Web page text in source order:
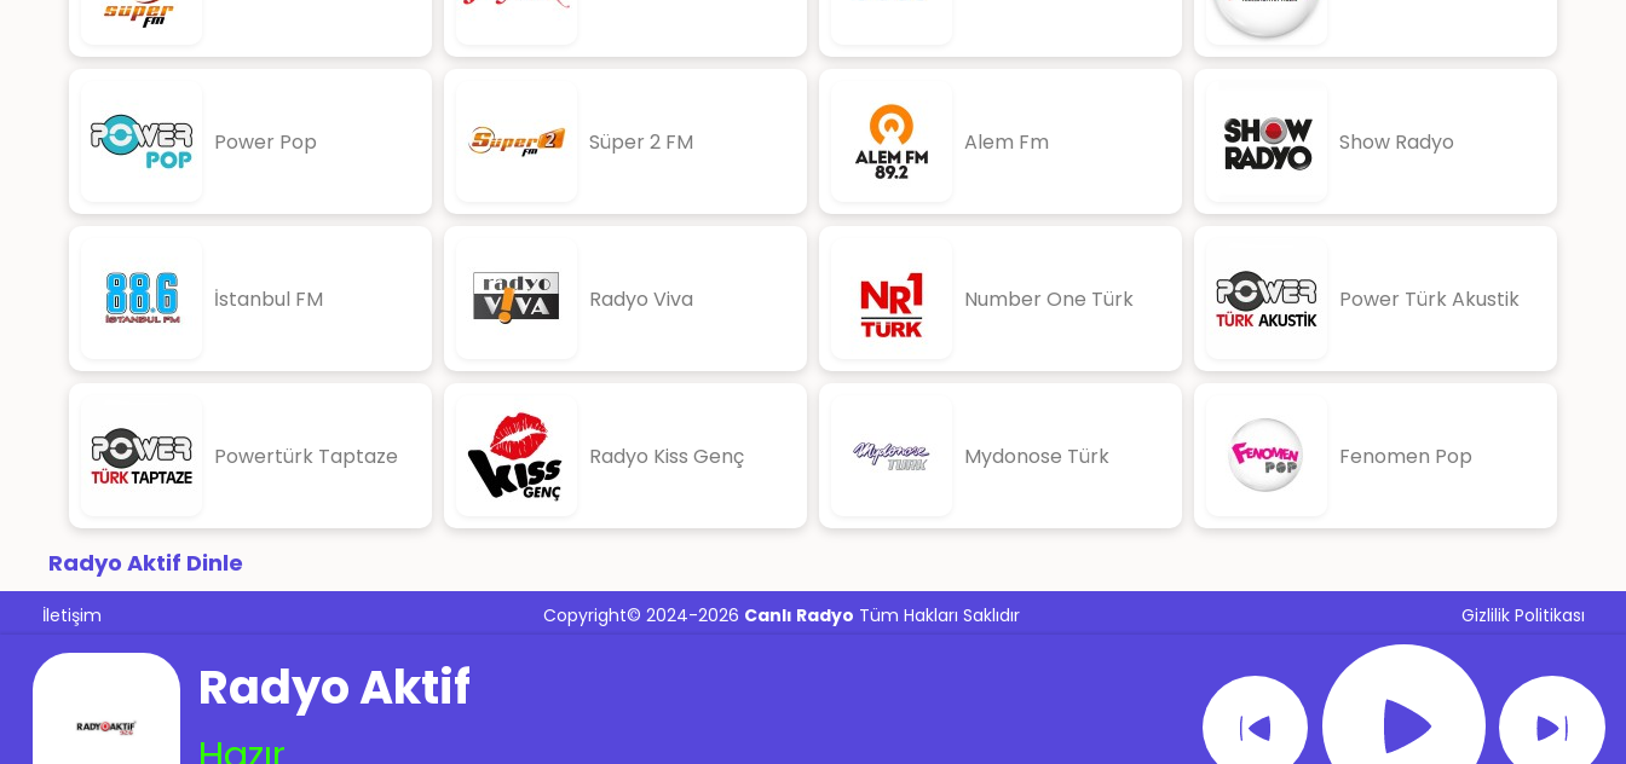
Power Pop Süper 2 FM Alem Fm Show Radyo
İstanbul FM Radyo Viva Number One Türk Power Türk Akustik
Powertürk Taptaze Radyo Kiss Genç Mydonose Türk Fenomen Pop
Radyo Aktif Dinle
İletişim Gizlilik Politikası
Copyright© 2024-2026 Canlı Radyo Tüm Hakları Saklıdır